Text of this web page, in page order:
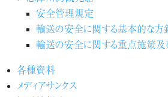
安全管理規定
輸送の安全に関する基本的な方
輸送の安全に関する重点施策
各種資料
メディアサンクス